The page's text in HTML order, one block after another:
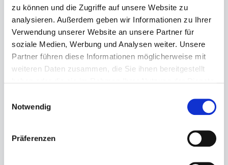
zu können und die Zugriffe auf unsere Website zu
analysieren. Außerdem geben wir Informationen zu Ihrer
Verwendung unserer Website an unsere Partner für
soziale Medien, Werbung und Analysen weiter. Unsere
Partner führen diese Informationen möglicherweise mit
weiteren Daten zusammen, die Sie ihnen bereitgestellt
Notwendig
Präferenzen
Baricci Colombaio Montosoli
Italien